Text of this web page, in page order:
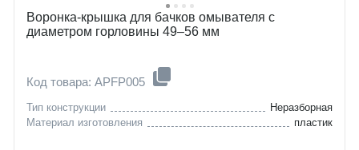
Воронка-крышка для бачков омывателя с
диаметром горловины 49–56 мм
Код товара: APFP005
Тип конструкции
Неразборная
Материал изготовления
пластик